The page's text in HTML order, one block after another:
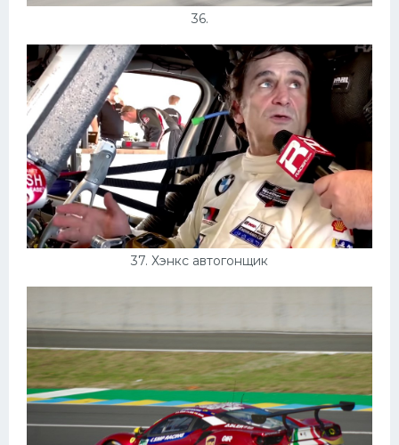
36.
37. Хэнкс автогонщик